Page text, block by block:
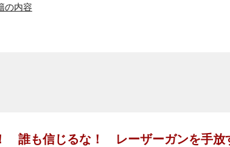
の内容
誰も信じるな！ レーザーガンを手放